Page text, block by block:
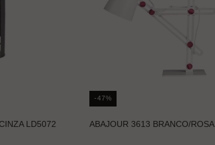
LD5072
-47%
ABAJOUR 3613 BRANCO/ROSA